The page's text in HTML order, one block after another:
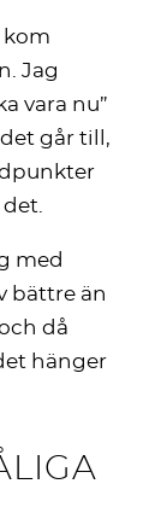
kom
Jag
vara nu”
går till,
med
bättre än
då
hänger